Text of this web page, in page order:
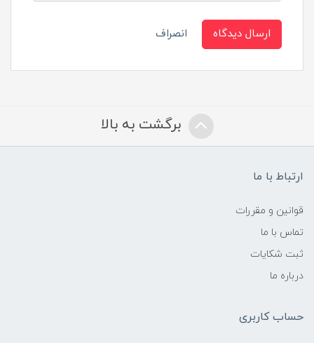
ارسال دیدگاه انصراف
برگشت به بالا
ارتباط با ما
قوانین و مقررات
تماس با ما
ثبت شکایات
درباره ما
حساب کاربری